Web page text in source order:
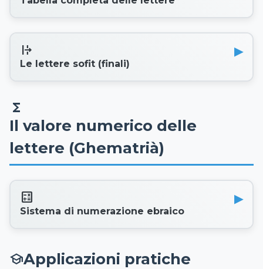
format_text_overflow
Le lettere sofit (finali)
functions
Il valore numerico delle
lettere (Ghematrià)
calculate
Sistema di numerazione ebraico
schoolApplicazioni pratiche